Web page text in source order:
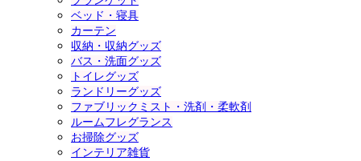
ベッド・寝具
カーテン
収納・収納グッズ
バス・洗面グッズ
トイレグッズ
ランドリーグッズ
ファブリックミスト・洗剤・柔軟剤
ルームフレグランス
お掃除グッズ
インテリア雑貨